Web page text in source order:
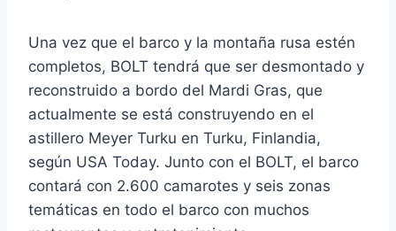
Una vez que el barco y la montaña rusa estén
completos, BOLT tendrá que ser desmontado y
reconstruido a bordo del Mardi Gras, que
actualmente se está construyendo en el
astillero Meyer Turku en Turku, Finlandia,
según USA Today. Junto con el BOLT, el barco
contará con 2.600 camarotes y seis zonas
temáticas en todo el barco con muchos